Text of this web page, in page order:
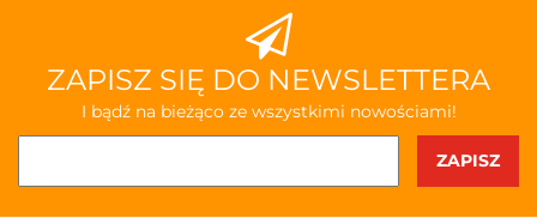
ZAPISZ SIĘ DO NEWSLETTERA
I bądź na bieżąco ze wszystkimi nowościami!